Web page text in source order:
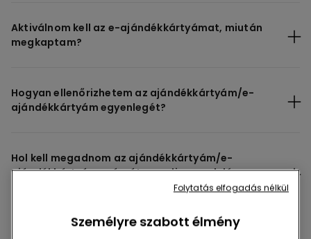
Aktiválnom kell az e-ajándékkártyámat, miután
megkaptam?
Hogyan ellenőrizhetem az ajándékkártyám/e-
ajándékkártyám egyenlegét?
Hol kell megadnom az ajándékkártyám/e-
ajándékkártyám számát az online rendelés
Személyre szabott élmény
Folytatás elfogadás nélkül